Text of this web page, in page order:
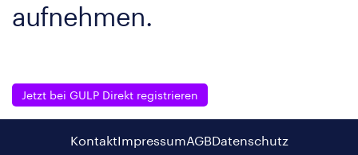
aufnehmen.
Jetzt bei GULP Direkt registrieren
KontaktImpressumAGBDatenschutz